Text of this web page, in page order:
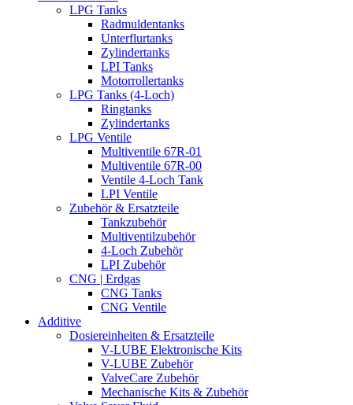
LPG Tanks
Radmuldentanks
Unterflurtanks
Zylindertanks
LPI Tanks
Motorrollertanks
LPG Tanks (4-Loch)
Ringtanks
Zylindertanks
LPG Ventile
Multiventile 67R-01
Multiventile 67R-00
Ventile 4-Loch Tank
LPI Ventile
Zubehör & Ersatzteile
Tankzubehör
Multiventilzubehör
4-Loch Zubehör
LPI Zubehör
CNG | Erdgas
CNG Tanks
CNG Ventile
Additive
Dosiereinheiten & Ersatzteile
V-LUBE Elektronische Kits
V-LUBE Zubehör
ValveCare Zubehör
Mechanische Kits & Zubehör